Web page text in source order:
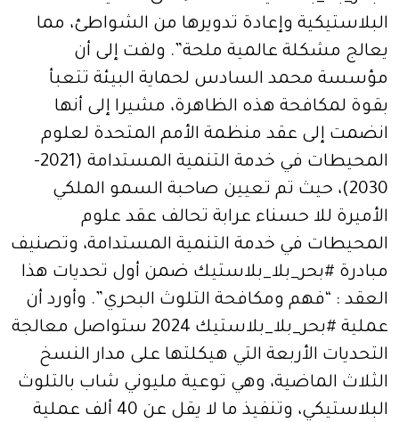
البلاستيكية وإعادة تدويرها من الشواطئ، مما
يعالج مشكلة عالمية ملحة”. ولفت إلى أن
مؤسسة محمد السادس لحماية البيئة تتعبأ
بقوة لمكافحة هذه الظاهرة، مشيرا إلى أنها
انضمت إلى عقد منظمة الأمم المتحدة لعلوم
المحيطات في خدمة التنمية المستدامة (2021-
2030)، حيث تم تعيين صاحبة السمو الملكي
الأميرة للا حسناء عرابة تحالف عقد علوم
المحيطات في خدمة التنمية المستدامة، وتصنيف
مبادرة #بحر_بلا_بلاستيك ضمن أول تحديات هذا
العقد : “فهم ومكافحة التلوث البحري”. وأورد أن
عملية #بحر_بلا_بلاستيك 2024 ستواصل معالجة
التحديات الأربعة التي هيكلتها على مدار النسخ
الثلاث الماضية، وهي توعية مليوني شاب بالتلوث
البلاستيكي، وتنفيذ ما لا يقل عن 40 ألف عملية